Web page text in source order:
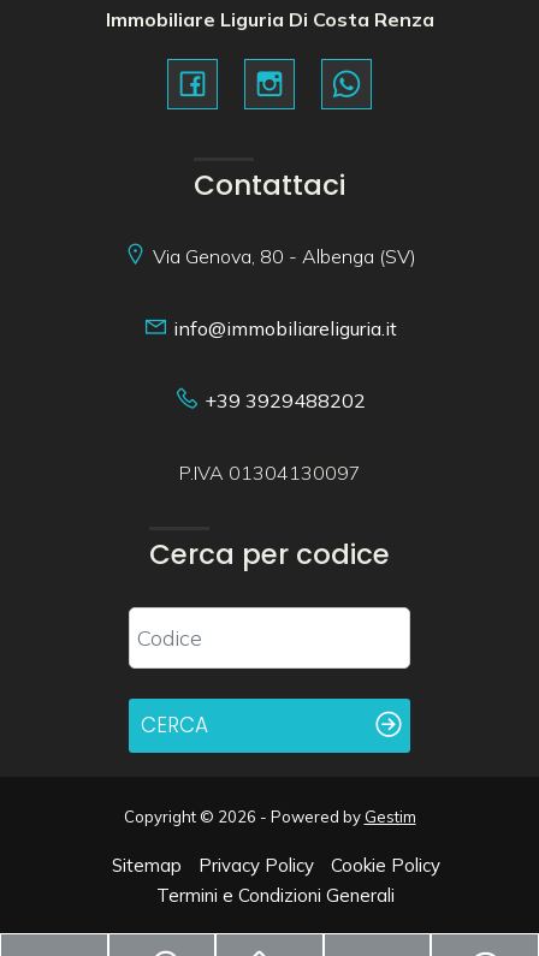
Immobiliare Liguria Di Costa Renza
Contattaci
Via Genova, 80 - Albenga (SV)
info@immobiliareliguria.it
+39 3929488202
P.IVA 01304130097
Cerca per codice
CERCA
Copyright © 2026 - Powered by Gestim
Sitemap Privacy Policy
Cookie Policy
Termini e Condizioni Generali